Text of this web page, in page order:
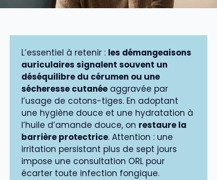
L’essentiel à retenir : les démangeaisons
auriculaires signalent souvent un
déséquilibre du cérumen ou une
sécheresse cutanée aggravée par
l’usage de cotons-tiges. En adoptant
une hygiène douce et une hydratation à
l’huile d’amande douce, on restaure la
barrière protectrice. Attention : une
irritation persistant plus de sept jours
impose une consultation ORL pour
écarter toute infection fongique.